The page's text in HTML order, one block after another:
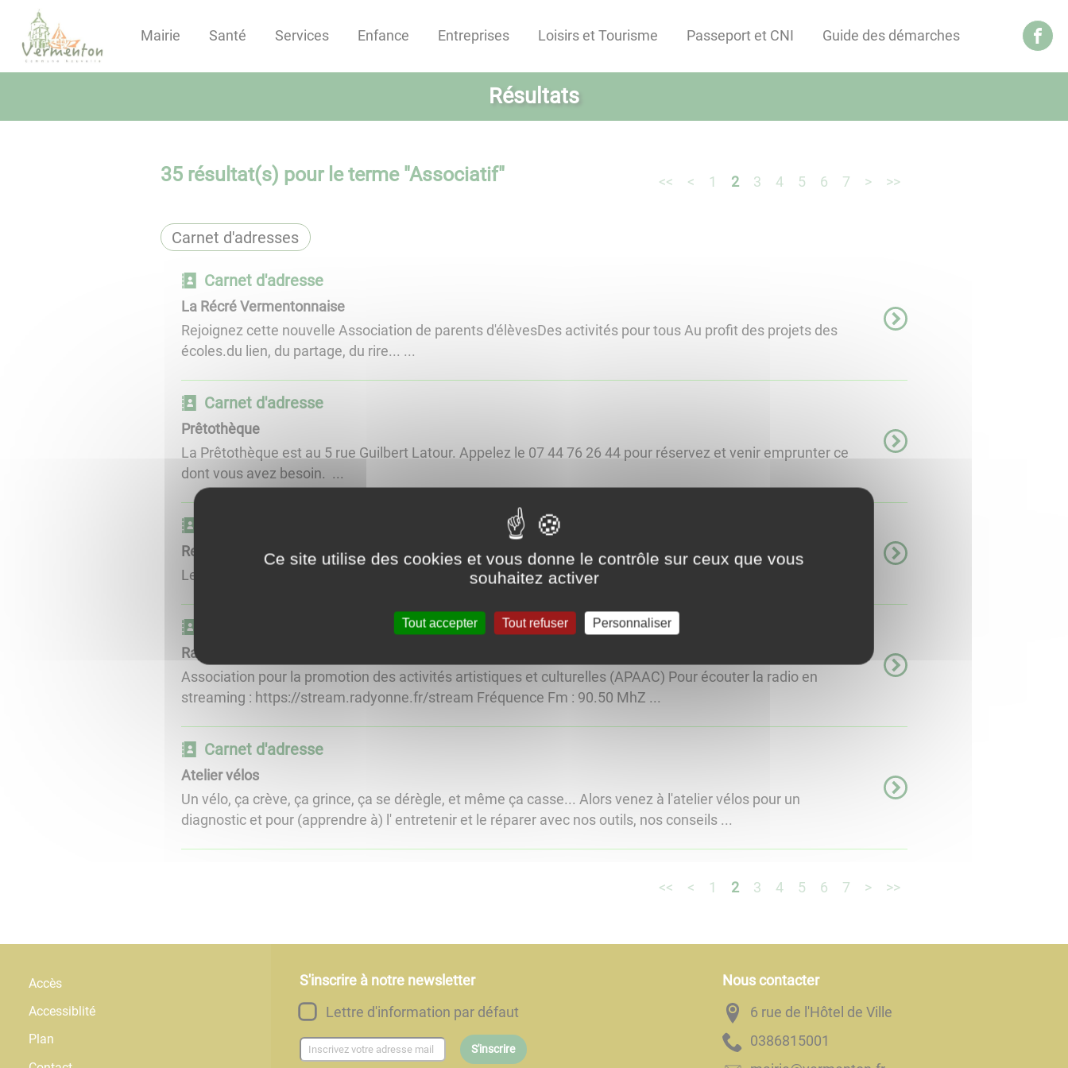
d'accès
rapide
au
d'accès
rapide
au
d'accès
rapide
à
d'accès
rapide
au
Mairie Santé Services Enfance Entreprises Loisirs et Tourisme Passeport et CNI Guide des démarches
Résultats
35résultat(s) pour le terme "Associatif" << < 1 2 3 4 5 6 7 > >>
Carnet d'adresses
Carnet d'adresse
La Récré Vermentonnaise
Rejoignez cette nouvelle Association de parents d'élèvesDes activités pour tous Au profit des projets des
écoles.du lien, du partage, du rire...​​​​​​ ...
Carnet d'adresse
Prêtothèque
La Prêtothèque est au 5 rue Guilbert Latour. Appelez le 07 44 76 26 44 pour réservez et venir emprunter ce
dont vous avez besoin. ...
Restos du Coeur
Les bénévoles vous reçoivent le jeudi. ...
Radyonne APAAC
Association pour la promotion des activités artistiques et culturelles (APAAC) Pour écouter la radio en
streaming : https://stream.radyonne.fr/stream Fréquence Fm : 90.50 MhZ ...
Carnet d'adresse
Atelier vélos
Un vélo, ça crève, ça grince, ça se dérègle, et même ça casse... Alors venez à l'atelier vélos pour un
diagnostic et pour (apprendre à) l' entretenir et le réparer avec nos outils, nos conseils ...
<< < 1 2 3 4 5 6 7 > >>
Accès
Accessiblité
Plan
S'inscrire à notre newsletter
Lettre d'information par défaut
S'inscrire
Nous contacter
6 rue de l'Hôtel de Ville
1005186830
Panneau de gestion des cookies
Ce site utilise des cookies et vous donne le contrôle sur ceux que vous
souhaitez activer
Tout accepter Tout refuser Personnaliser